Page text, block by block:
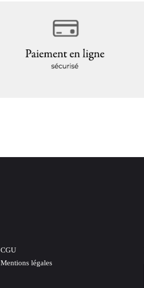
CGU
Mentions légales